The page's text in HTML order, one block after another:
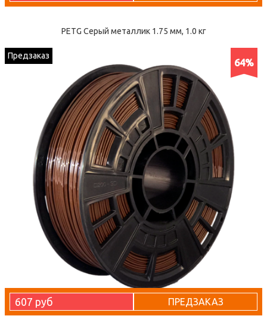
PETG Серый металлик 1.75 мм, 1.0 кг
64%
Предзаказ
607 руб ПРЕДЗАКАЗ